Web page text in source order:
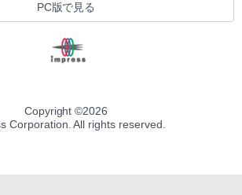
PC版で見る
Copyright ©2026
Corporation. All rights reserved.